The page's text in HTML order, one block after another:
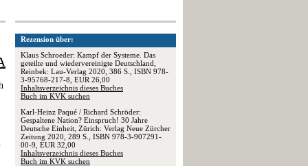
Rezension über:
Klaus Schroeder: Kampf der Systeme. Das
geteilte und wiedervereinigte Deutschland,
Reinbek: Lau-Verlag 2020, 386 S., ISBN 978-
3-95768-217-8, EUR 26,00
Inhaltsverzeichnis dieses Buches
Buch im KVK suchen
Karl-Heinz Paqué / Richard Schröder:
Gespaltene Nation? Einspruch! 30 Jahre
Deutsche Einheit, Zürich: Verlag Neue Zürcher
Zeitung 2020, 289 S., ISBN 978-3-907291-
00-9, EUR 32,00
Inhaltsverzeichnis dieses Buches
Buch im KVK suchen